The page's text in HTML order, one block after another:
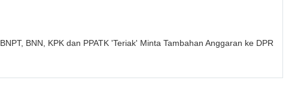
BNPT, BNN, KPK dan PPATK 'Teriak' Minta Tambahan Anggaran ke DPR